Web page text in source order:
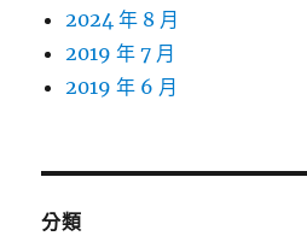
2024 年 8 月
2019 年 7 月
2019 年 6 月
分類